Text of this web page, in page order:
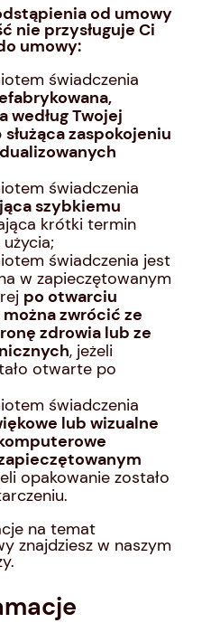
od umowy
nie przysługuje Ci
umowy:
świadczenia
według Twojej
służąca zaspokojeniu
świadczenia
szybkiemu
krótki termin
świadczenia jest
w zapieczętowanym
po otwarciu
zwrócić ze
zdrowia lub ze
, jeżeli
otwarte po
świadczenia
lub wizualne
opakowanie zostało
na temat
znajdziesz w naszym